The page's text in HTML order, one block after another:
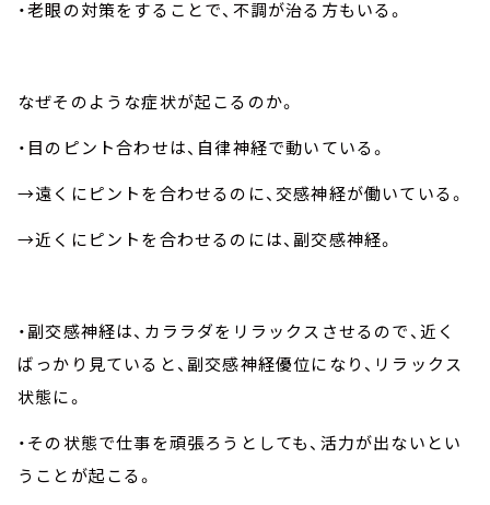
・老眼の対策をすることで、不調が治る方もいる。
なぜそのような症状が起こるのか。
・目のピント合わせは、自律神経で動いている。
→遠くにピントを合わせるのに、交感神経が働いている。
→近くにピントを合わせるのには、副交感神経。
・副交感神経は、カララダをリラックスさせるので、近く
ばっかり見ていると、副交感神経優位になり、リラックス
状態に。
・その状態で仕事を頑張ろうとしても、活力が出ないとい
うことが起こる。